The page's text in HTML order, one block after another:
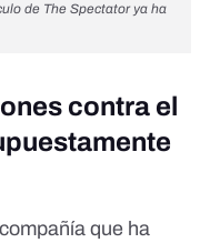
de The Spectator ya ha
contra el
que ha